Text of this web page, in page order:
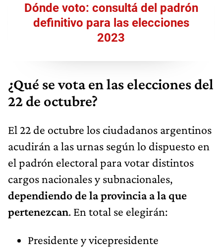
Dónde voto: consultá del padrón
definitivo para las elecciones
2023​
¿Qué se vota en las elecciones del
22 de octubre?
El 22 de octubre los ciudadanos argentinos
acudirán a las urnas según lo dispuesto en
el padrón electoral para votar distintos
cargos nacionales y subnacionales,
dependiendo de la provincia a la que
pertenezcan. En total se elegirán:
Presidente y vicepresidente